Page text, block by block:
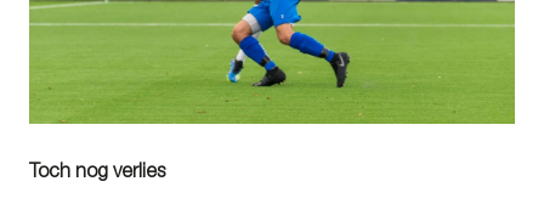
Toch nog verlies